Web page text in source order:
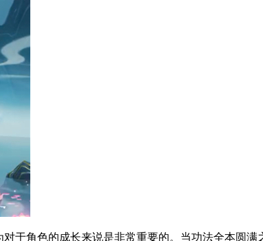
角色的成长来说是非常重要的。当功法全本圆满